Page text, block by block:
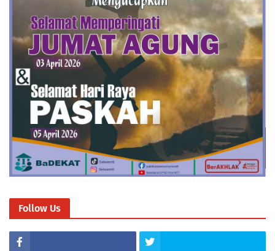
Follow Us